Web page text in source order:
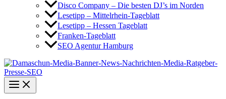
Disco Company – Die besten DJ’s im Norden
Lesetipp – Mittelrhein-Tageblatt
Lesetipp – Hessen Tageblatt
Franken-Tageblatt
SEO Agentur Hamburg